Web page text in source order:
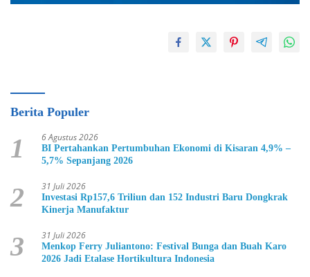
Berita Populer
1 6 Agustus 2026
BI Pertahankan Pertumbuhan Ekonomi di Kisaran 4,9% –
5,7% Sepanjang 2026
2 31 Juli 2026
Investasi Rp157,6 Triliun dan 152 Industri Baru Dongkrak
Kinerja Manufaktur
3 31 Juli 2026
Menkop Ferry Juliantono: Festival Bunga dan Buah Karo
2026 Jadi Etalase Hortikultura Indonesia